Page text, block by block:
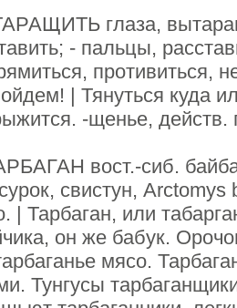
глаза,
- пальцы,
противиться,
| Тянуться куда
-щенье, действ.
вост.-сиб.
свистун, Arctomys
| Тарбаган, или
он же бабук.
мясо.
Тунгусы